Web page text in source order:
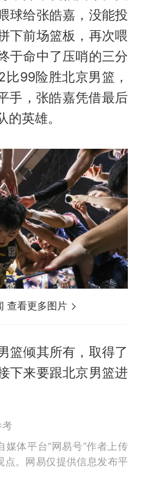
球给张皓嘉，没能投
下前场篮板，再次喂
于命中了压哨的三分
99险胜北京男篮，
手，张皓嘉凭借最后
英雄。
查看更多图片
篮倾其所有，取得了
下来要跟北京男篮进
体平台“网易号”作者上传
点。网易仅提供信息发布平